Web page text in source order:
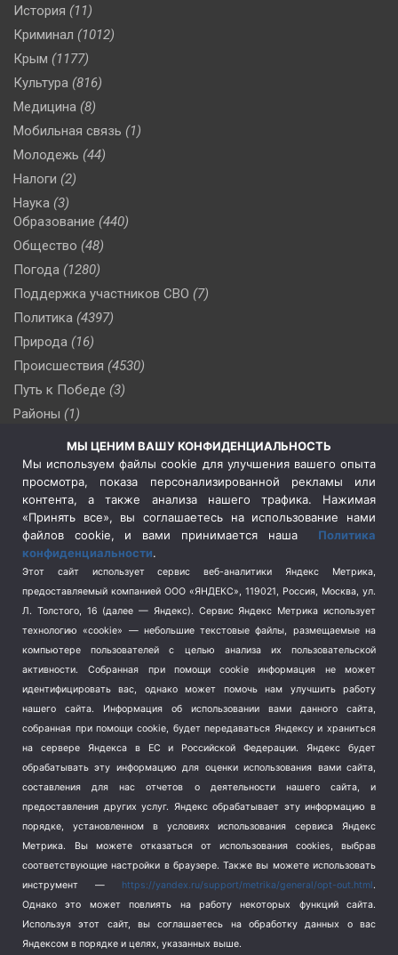
История (11)
Криминал (1012)
Крым (1177)
Культура (816)
Медицина (8)
Мобильная связь (1)
Молодежь (44)
Налоги (2)
Наука (3)
Образование (440)
Общество (48)
Погода (1280)
Поддержка участников СВО (7)
Политика (4397)
Природа (16)
Происшествия (4530)
Путь к Победе (3)
Районы (1)
(510)
Сельское хозяйство (3)
Социальная политика
(3)
Спецоперация в Украине
Спецоперация на Украине
(404)
Спорт (740)
Терроризм (1)
Транспорт (262)
Туризм (178)
Школа и спорт (2)
Экология (8)
Экономика (1172)
МЫ ЦЕНИМ ВАШУ КОНФИДЕНЦИАЛЬНОСТЬ
Мы используем файлы cookie для улучшения вашего опыта
просмотра, показа персонализированной рекламы или
контента, а также анализа нашего трафика. Нажимая
«Принять все», вы соглашаетесь на использование нами
файлов cookie, и вами принимается наша Политика
конфиденциальности.
Этот сайт использует сервис веб-аналитики Яндекс Метрика,
предоставляемый компанией ООО «ЯНДЕКС», 119021, Россия, Москва, ул.
Л. Толстого, 16 (далее — Яндекс). Сервис Яндекс Метрика использует
технологию «cookie» — небольшие текстовые файлы, размещаемые на
компьютере пользователей с целью анализа их пользовательской
активности.
Собранная при помощи cookie информация не может
идентифицировать вас, однако может помочь нам улучшить работу
нашего сайта. Информация об использовании вами данного сайта,
собранная при помощи cookie, будет передаваться Яндексу и храниться
на сервере Яндекса в ЕС и Российской Федерации. Яндекс будет
обрабатывать эту информацию для оценки использования вами сайта,
составления для нас отчетов о деятельности нашего сайта, и
предоставления других услуг. Яндекс обрабатывает эту информацию в
порядке, установленном в условиях использования сервиса Яндекс
Метрика.
Вы можете отказаться от использования cookies, выбрав
соответствующие настройки в браузере. Также вы можете использовать
инструмент — https://yandex.ru/support/metrika/general/opt-out.html.
Однако это может повлиять на работу некоторых функций сайта.
Используя этот сайт, вы соглашаетесь на обработку данных о вас
Яндексом в порядке и целях, указанных выше.